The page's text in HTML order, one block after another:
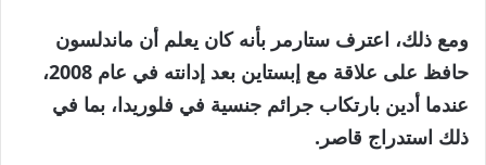
ومع ذلك، اعترف ستارمر بأنه كان يعلم أن ماندلسون
حافظ على علاقة مع إبستاين بعد إدانته في عام 2008،
عندما أدين بارتكاب جرائم جنسية في فلوريدا، بما في
ذلك استدراج قاصر.